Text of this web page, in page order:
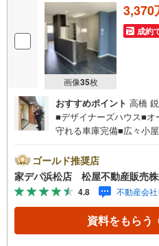
画像35枚
3,370
成約
おすすめポイント 高橋
■デザイナーズハウス■
守れる車庫完備■広々小
実で休日も楽しまます！
のつよみ●・浜松市中央
取り扱っています！浜松
新築戸建、中古戸建、中
希望に合わせてご提案
ム実績多数！中古物件
ゴールド推奨店
家デパ浜松店 松屋不動産販売
4.8 不動産会
資料をもらう